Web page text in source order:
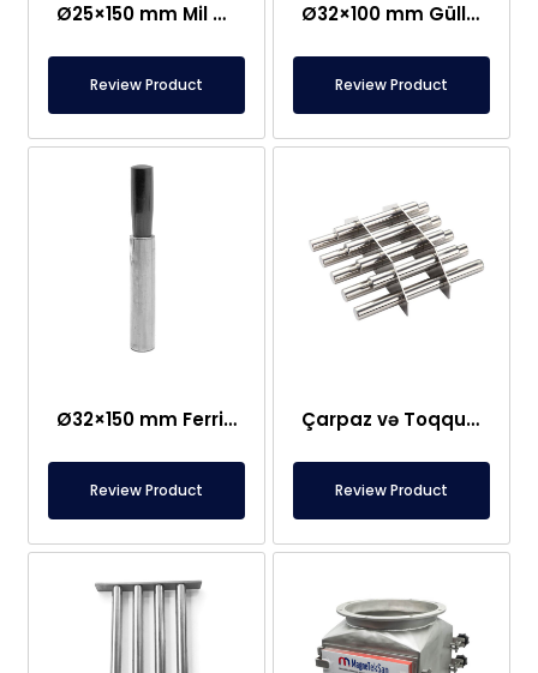
Ø25×150 mm Mil Bağlantılı Çubuq Maqnit – Güllə Tipli Başlıq
Review Product
Ø32×100 mm Güllə Tipli Neodim Çubuq Maqnit
Review Product
Ø32×150 mm Ferrit Çubuq Maqnit 300 Oksid
Review Product
Çarpaz və Toqquşma Tipli Maqnit Şəbəkə Ayırıcısı – Fərdi Dizayn
Review Product